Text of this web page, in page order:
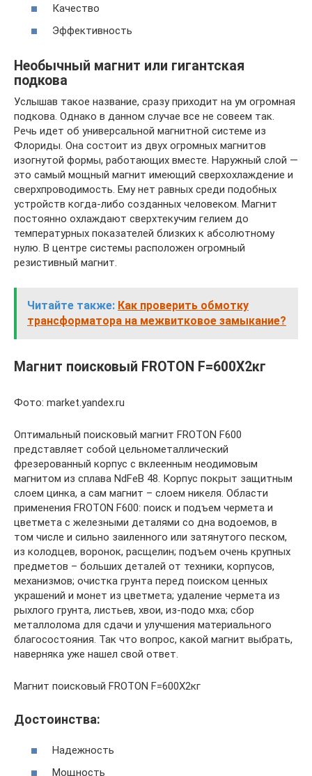
Качество
Эффективность
Необычный магнит или гигантская
подкова
Услышав такое название, сразу приходит на ум огромная
подкова. Однако в данном случае все не совеем так.
Речь идет об универсальной магнитной системе из
Флориды. Она состоит из двух огромных магнитов
изогнутой формы, работающих вместе. Наружный слой —
это самый мощный магнит имеющий сверхохлаждение и
сверхпроводимость. Ему нет равных среди подобных
устройств когда-либо созданных человеком. Магнит
постоянно охлаждают сверхтекучим гелием до
температурных показателей близких к абсолютному
нулю. В центре системы расположен огромный
резистивный магнит.
Читайте также: Как проверить обмотку
трансформатора на межвитковое замыкание?
Магнит поисковый FROTON F=600X2кг
Фото: market.yandex.ru
Оптимальный поисковый магнит FROTON F600
представляет собой цельнометаллический
фрезерованный корпус с вклеенным неодимовым
магнитом из сплава NdFeB 48. Корпус покрыт защитным
слоем цинка, а сам магнит – слоем никеля. Области
применения FROTON F600: поиск и подъем чермета и
цветмета с железными деталями со дна водоемов, в
том числе и сильно заиленного или затянутого песком,
из колодцев, воронок, расщелин; подъем очень крупных
предметов – больших деталей от техники, корпусов,
механизмов; очистка грунта перед поиском ценных
украшений и монет из цветмета; удаление чермета из
рыхлого грунта, листьев, хвои, из-подо мха; сбор
металлолома для сдачи и улучшения материального
благосостояния. Так что вопрос, какой магнит выбрать,
наверняка уже нашел свой ответ.
Магнит поисковый FROTON F=600X2кг
Достоинства:
Надежность
Мощность